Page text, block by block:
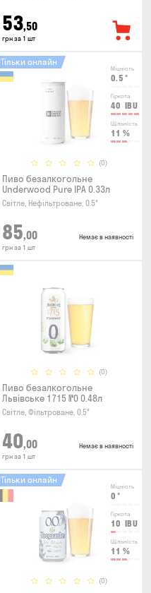
53,50
грн за 1 шт
Міцність
0.5 °
Гіркота
40 IBU
Щільність
11 %
(0)
Тільки онлайн
Пиво безалкогольне
Underwood Pure IPA 0.33л
Світле, Нефільтроване, 0.5°
85,00
грн за 1 шт
Немає в наявності
(0)
Пиво безалкогольне
Львівське 1715 №0 0.48л
Світле, Фільтроване, 0.5°
40,00
грн за 1 шт
Немає в наявності
Міцність
0 °
Гіркота
10 IBU
Щільність
11 %
(0)
Тільки онлайн